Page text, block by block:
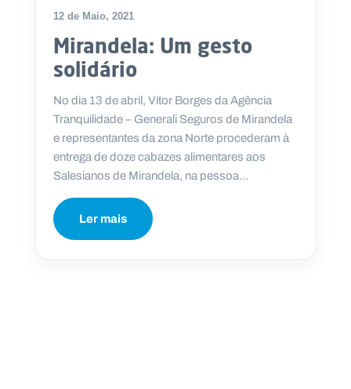
12 de Maio, 2021
Mirandela: Um gesto
solidário
No dia 13 de abril, Vítor Borges da Agência
Tranquilidade – Generali Seguros de Mirandela
e representantes da zona Norte procederam à
entrega de doze cabazes alimentares aos
Salesianos de Mirandela, na pessoa...
Ler mais